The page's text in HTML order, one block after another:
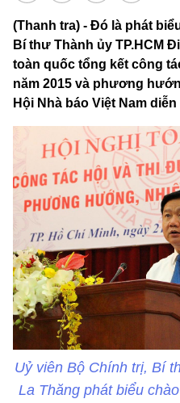
(Thanh tra) - Đó là phát
Bí thư Thành ủy TP.HCM
toàn quốc tổng kết công
năm 2015 và phương
Hội Nhà báo Việt Nam
Uỷ viên Bộ Chính trị, Bí
La Thăng phát biểu